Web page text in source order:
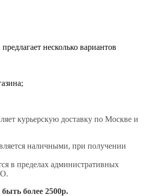
несколько вариантов
курьерскую доставку по Москве и
наличными, при получении
в пределах административных
более 2500р.